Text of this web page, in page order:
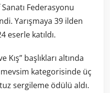
Federasyonu
Yarışmaya 39 ilden
eserle katıldı.
Kış” başlıkları altında
kategorisinde üç
sergileme ödülü aldı.